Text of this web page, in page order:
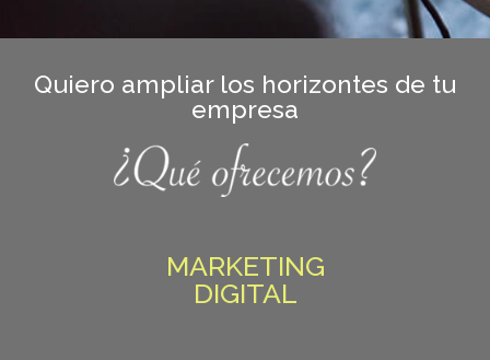
Quiero ampliar los horizontes de tu
empresa
MARKETING
DIGITAL